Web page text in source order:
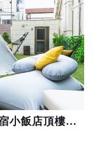
JR新宿站徒步6分！全新開幕新宿小飯店頂樓竟然能露營！